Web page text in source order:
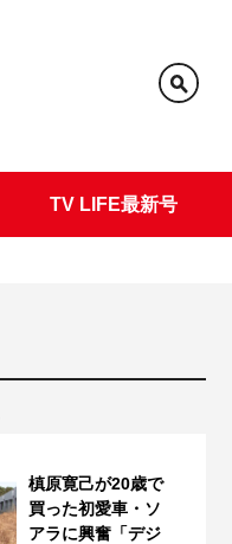
TV LIFE最新号
槙原寛己が20歳で
買った初愛車・ソ
アラに興奮「デジ